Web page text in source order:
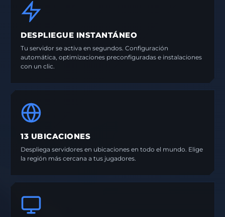
DESPLIEGUE INSTANTÁNEO
Tu servidor se activa en segundos. Configuración
automática, optimizaciones preconfiguradas e instalaciones
con un clic.
13 UBICACIONES
Despliega servidores en ubicaciones en todo el mundo. Elige
la región más cercana a tus jugadores.